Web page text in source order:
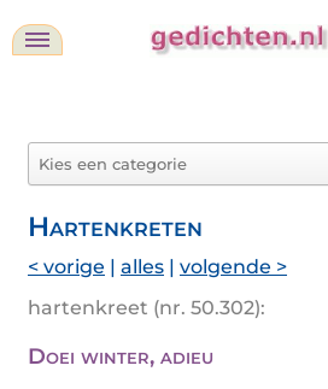
Hartenkreten
< vorige | alles | volgende >
hartenkreet (nr. 50.302):
Doei winter, adieu